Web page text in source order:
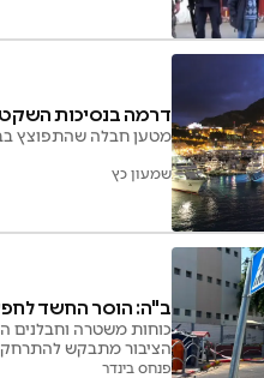
דרמה בנסיכות
מטען חבלה שהתפוצץ
שמעון כץ
ב"ה: הוסר החשד
כוחות משטרה וחבלנים
הציבור מתבקש להתרחק
פנחס בינדר